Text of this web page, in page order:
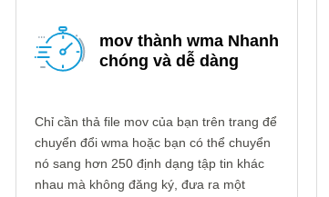
mov thành wma Nhanh
chóng và dễ dàng
Chỉ cần thả file mov của bạn trên trang để
chuyển đổi wma hoặc bạn có thể chuyển
nó sang hơn 250 định dạng tập tin khác
nhau mà không đăng ký, đưa ra một